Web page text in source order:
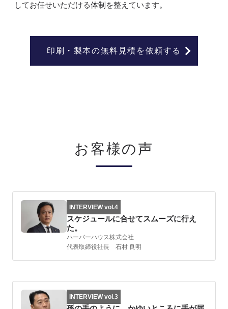
してお任せいただける体制を整えています。
印刷・製本の無料見積を依頼する
お客様の声
INTERVIEW vol.4
スケジュールに合せてスムーズに行え
た。
ハーバーハウス株式会社
代表取締役社長 石村 良明
INTERVIEW vol.3